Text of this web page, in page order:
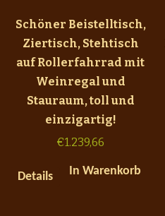
Schöner Beistelltisch,
Ziertisch, Stehtisch
auf Rollerfahrrad mit
Weinregal und
Stauraum, toll und
einzigartig!
€1.239,66
Details In Warenkorb